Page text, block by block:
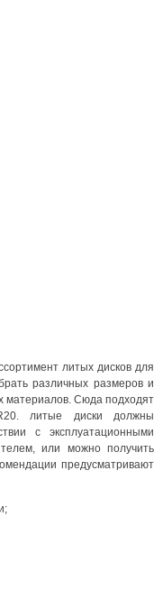
литых дисков для
различных размеров и
материалов. Сюда подходят
литые диски должны
с эксплуатационными
или можно получить
предусматривают